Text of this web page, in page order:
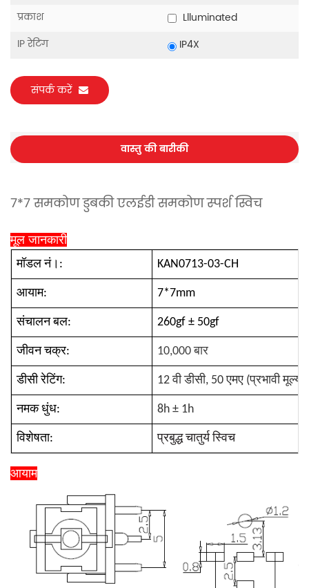
प्रकाश
Llluminated
IP रेटिंग
IP4X
संपर्क करें
वास्तु की बारीकी
7*7 समकोण डुबकी एलईडी समकोण स्पर्श स्विच
मूल जानकारी
मॉडल नं।: KAN0713-03-CH
आयाम: 7*7mm
संचालन बल: 260gf ± 50gf
जीवन चक्र: 10,000 बार
डीसी रेटिंग: 12 वी डीसी, 50 एमए (प्रभावी मूल्य)
नमक धुंध: 8h ± 1h
विशेषता: प्रबुद्ध चातुर्य स्विच
आयाम